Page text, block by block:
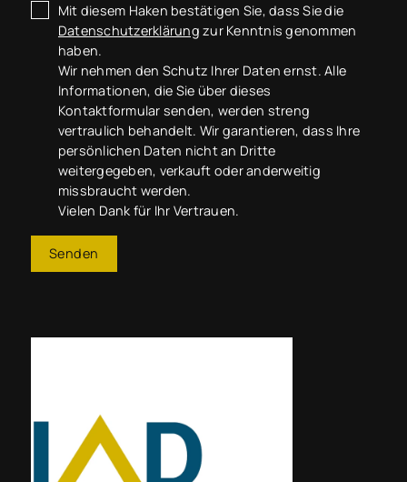
Mit diesem Haken bestätigen Sie, dass Sie die
Datenschutzerklärung zur Kenntnis genommen
haben.
Wir nehmen den Schutz Ihrer Daten ernst. Alle
Informationen, die Sie über dieses
Kontaktformular senden, werden streng
vertraulich behandelt. Wir garantieren, dass Ihre
persönlichen Daten nicht an Dritte
weitergegeben, verkauft oder anderweitig
missbraucht werden.
Vielen Dank für Ihr Vertrauen.
Senden